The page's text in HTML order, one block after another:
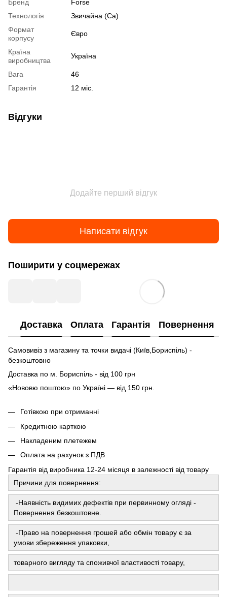
Бренд
Forse
Технологія
Звичайна (Ca)
Формат
корпусу
Євро
Країна
виробництва
Україна
Вага
46
Гарантія
12 міс.
Відгуки
Додайте перший відгук
Написати відгук
Поширити у соцмережах
Доставка Оплата Гарантія Повернення
Самовивіз з магазину та точки видачі (Київ,Бориспіль) -
безкоштовно
Доставка по м. Бориспіль - від 100 грн
«Нововю поштою» по Україні — від 150 грн.
Готівкою при отриманні
Кредитною карткою
Накладеним плетежем
Оплата на рахунок з ПДВ
Гарантія від виробника 12-24 місяця в залежності від товару
Причини для повернення:
-Наявність видимих ​​дефектів при первинному огляді -
Повернення безкоштовне.
-Право на повернення грошей або обмін товару є за
умови збереження упаковки,
товарного вигляду та споживчої властивості товару,